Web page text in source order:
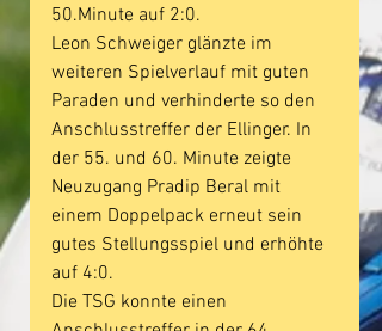
50.Minute auf 2:0.
Leon Schweiger glänzte im
weiteren Spielverlauf mit guten
Paraden und verhinderte so den
Anschlusstreffer der Ellinger. In
der 55. und 60. Minute zeigte
Neuzugang Pradip Beral mit
einem Doppelpack erneut sein
gutes Stellungsspiel und erhöhte
auf 4:0.
Die TSG konnte einen